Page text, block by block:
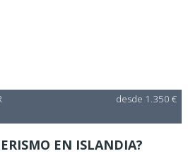
desde 1.350 €
EN ISLANDIA?